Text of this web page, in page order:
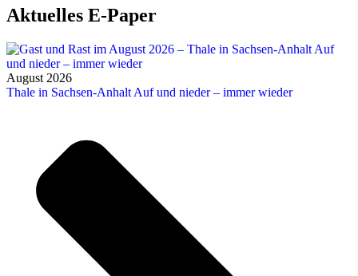
Aktuelles E-Paper
August 2026
Thale in Sachsen-Anhalt Auf und nieder – immer wieder